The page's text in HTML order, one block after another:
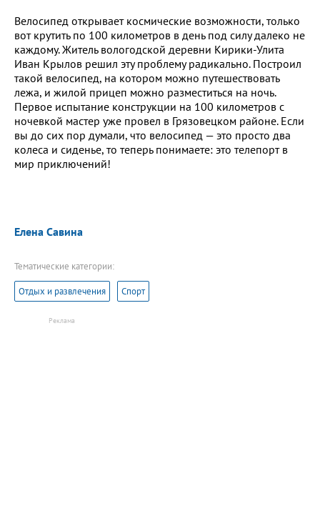
Велосипед открывает космические возможности, только
вот крутить по 100 километров в день под силу далеко не
каждому. Житель вологодской деревни Кирики-Улита
Иван Крылов решил эту проблему радикально. Построил
такой велосипед, на котором можно путешествовать
лежа, и жилой прицеп можно разместиться на ночь.
Первое испытание конструкции на 100 километров с
ночевкой мастер уже провел в Грязовецком районе. Если
вы до сих пор думали, что велосипед — это просто два
колеса и сиденье, то теперь понимаете: это телепорт в
мир приключений!
Елена Савина
Тематические категории:
Отдых и развлечения Спорт